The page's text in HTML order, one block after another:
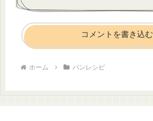
コメントを書き込む
ホーム パンレシピ